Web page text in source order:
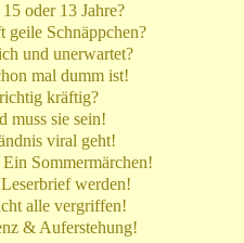
oder 13 Jahre?
geile Schnäppchen?
und unerwartet?
mal dumm ist!
kräftig?
muss sie sein!
viral geht!
Sommermärchen!
werden!
alle vergriffen!
& Auferstehung!